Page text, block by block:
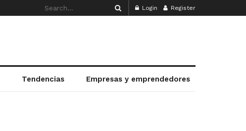
Login Register
Tendencias Empresas y emprendedores